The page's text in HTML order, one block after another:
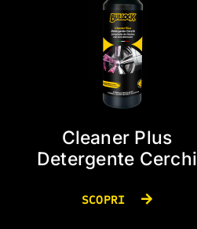
Cleaner Plus
Detergente Cerchi
SCOPRI